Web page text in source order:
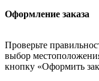
Оформление заказа
Проверьте
выбор
кнопку «Оформить